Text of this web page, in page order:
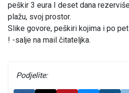
peškir 3 eura I deset dana
plažu, svoj prostor.
Slike govore, peškiri kojima i po
! -salje na mail čitateljka.
Podjelite: